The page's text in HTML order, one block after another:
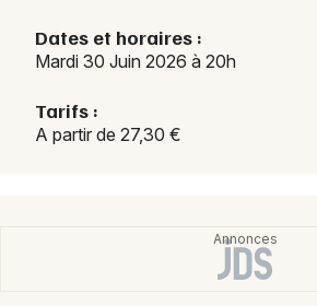
Dates et horaires :
Mardi 30 Juin 2026 à 20h
Tarifs :
A partir de 27,30 €